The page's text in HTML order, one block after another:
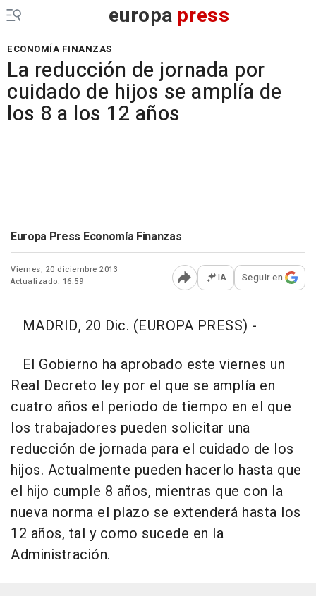
europa press
ECONOMÍA FINANZAS
La reducción de jornada por
cuidado de hijos se amplía de
los 8 a los 12 años
Europa Press Economía Finanzas
Viernes, 20 diciembre 2013
Actualizado: 16:59
Abrir opciones para
IA Seguir en
MADRID, 20 Dic. (EUROPA PRESS) -
El Gobierno ha aprobado este viernes un
Real Decreto ley por el que se amplía en
cuatro años el periodo de tiempo en el que
los trabajadores pueden solicitar una
reducción de jornada para el cuidado de los
hijos. Actualmente pueden hacerlo hasta que
el hijo cumple 8 años, mientras que con la
nueva norma el plazo se extenderá hasta los
12 años, tal y como sucede en la
Administración.